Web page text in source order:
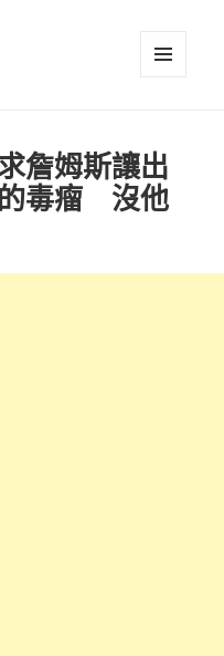
詹姆斯讓出
毒瘤 沒他